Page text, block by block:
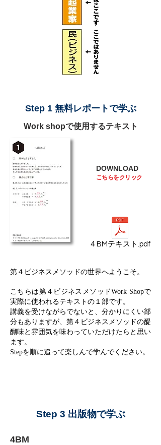
Step 1 無料レポートで学ぶ
Work shopで使用するテキスト
DOWNLOAD
こちらをクリック
４BMテキスト.pdf
第４ビジネスメソッドの世界へようこそ。
こちらは第４ビジネスメソッドWork Shopで
実際に使われるテキストの１部です。
講義を受けながらでないと、分かりにくい部
分もありますが、第４ビジネスメソッドの醍
醐味と雰囲気を味わっていただけたらと思い
ます。
Stepを順に追って楽しんで学んでください。
Step 3 出版物で学ぶ
4BM